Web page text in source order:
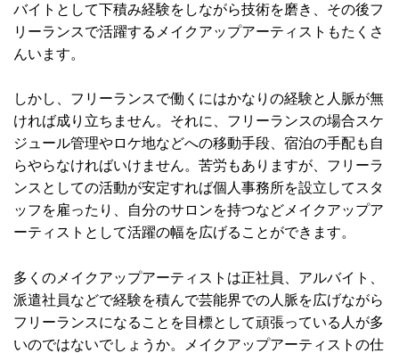
バイトとして下積み経験をしながら技術を磨き、その後フ
リーランスで活躍するメイクアップアーティストもたくさ
んいます。
しかし、フリーランスで働くにはかなりの経験と人脈が無
ければ成り立ちません。それに、フリーランスの場合スケ
ジュール管理やロケ地などへの移動手段、宿泊の手配も自
らやらなければいけません。苦労もありますが、フリーラ
ンスとしての活動が安定すれば個人事務所を設立してスタ
ッフを雇ったり、自分のサロンを持つなどメイクアップア
ーティストとして活躍の幅を広げることができます。
多くのメイクアップアーティストは正社員、アルバイト、
派遣社員などで経験を積んで芸能界での人脈を広げながら
フリーランスになることを目標として頑張っている人が多
いのではないでしょうか。メイクアップアーティストの仕